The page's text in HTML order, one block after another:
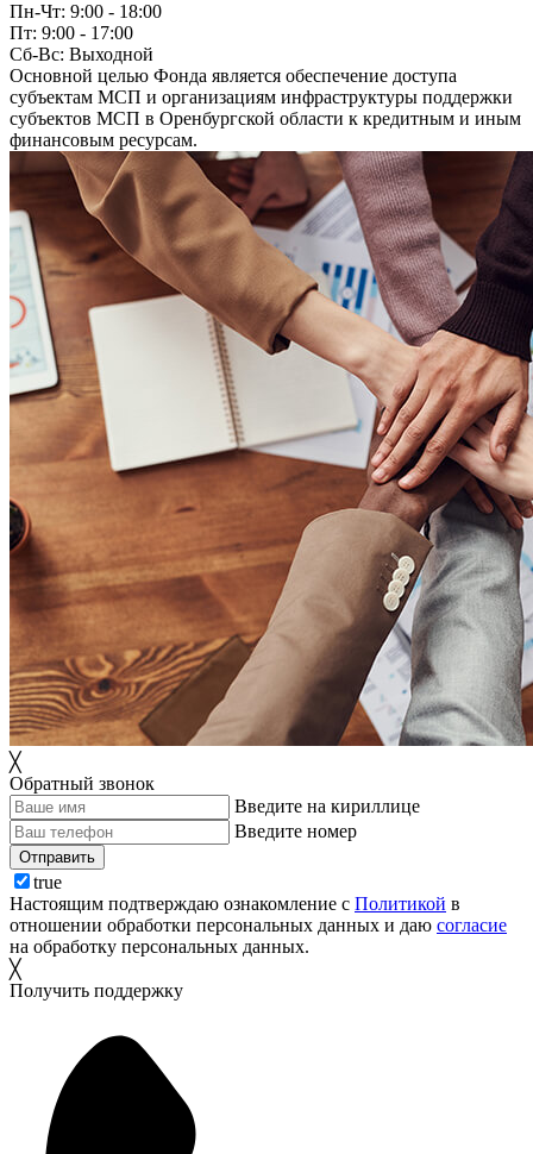
Пн-Чт: 9:00 - 18:00
Пт: 9:00 - 17:00
Сб-Вс: Выходной
Основной целью Фонда является обеспечение доступа
субъектам МСП и организациям инфраструктуры поддержки
субъектов МСП в Оренбургской области к кредитным и иным
финансовым ресурсам.
╳
Обратный звонок
Введите на кириллице
Введите номер
Отправить
true
Настоящим подтверждаю ознакомление с Политикой в
отношении обработки персональных данных и даю согласие
на обработку персональных данных.
╳
Получить поддержку